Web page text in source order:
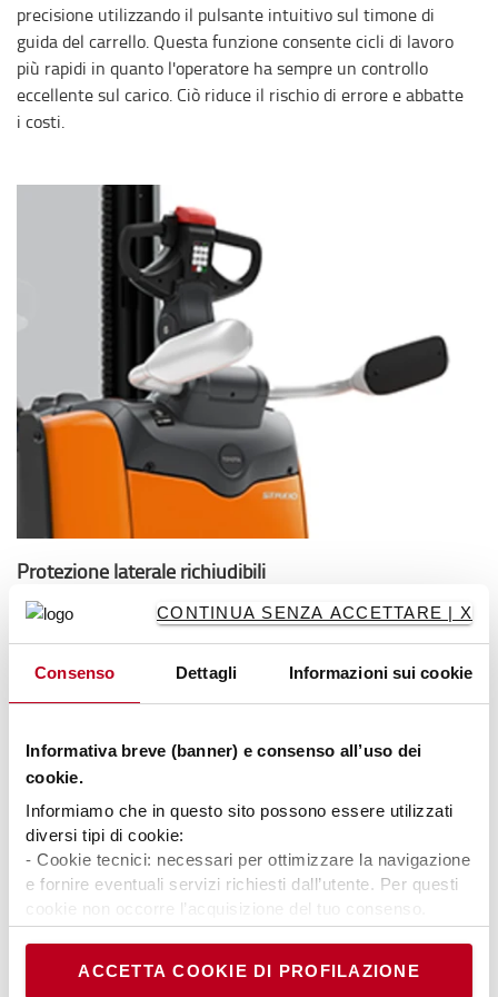
CONTINUA SENZA ACCETTARE | X
Consenso Dettagli Informazioni sui cookie
Informativa breve (banner) e consenso all’uso dei
cookie.
Informiamo che in questo sito possono essere utilizzati
diversi tipi di cookie:
- Cookie tecnici: necessari per ottimizzare la navigazione
e fornire eventuali servizi richiesti dall’utente. Per questi
cookie non occorre l’acquisizione del tuo consenso.
- Cookie analytics/statistici: equiparati ai tecnici, sono
aggregate, al fine di ottimizzare il sito. Per questi cookie
ACCETTA COOKIE DI PROFILAZIONE
precisione utilizzando il pulsante intuitivo sul timone di
guida del carrello. Questa funzione consente cicli di lavoro
più rapidi in quanto l'operatore ha sempre un controllo
eccellente sul carico. Ciò riduce il rischio di errore e abbatte
i costi.
Protezione laterale richiudibili
Proteggono l'operatore ma possono essere abbassate per
manovrare il carrello in ambienti ristretti.